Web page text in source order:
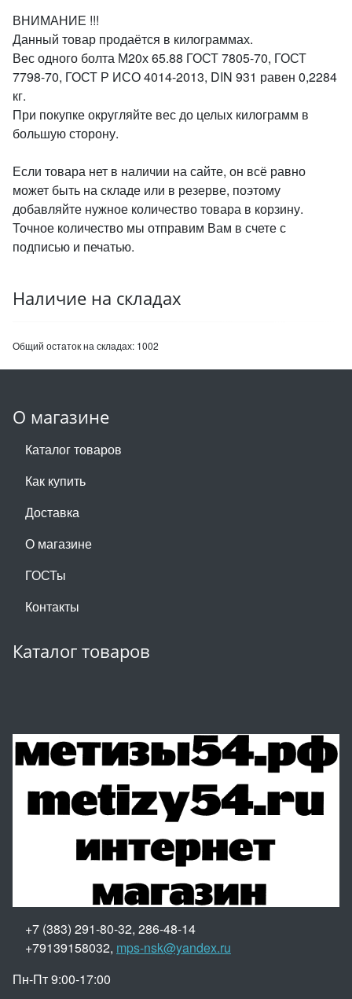
ВНИМАНИЕ !!!
Данный товар продаётся в килограммах.
Вес одного болта М20х 65.88 ГОСТ 7805-70, ГОСТ
7798-70, ГОСТ Р ИСО 4014-2013, DIN 931 равен 0,2284
кг.
При покупке округляйте вес до целых килограмм в
большую сторону.
Если товара нет в наличии на сайте, он всё равно
может быть на складе или в резерве, поэтому
добавляйте нужное количество товара в корзину.
Точное количество мы отправим Вам в счете с
подписью и печатью.
Наличие на складах
Общий остаток на складах: 1002
О магазине
Каталог товаров
Как купить
Доставка
О магазине
ГОСТы
Контакты
Каталог товаров
+7 (383) 291-80-32, 286-48-14
+79139158032, mps-nsk@yandex.ru
Пн-Пт 9:00-17:00